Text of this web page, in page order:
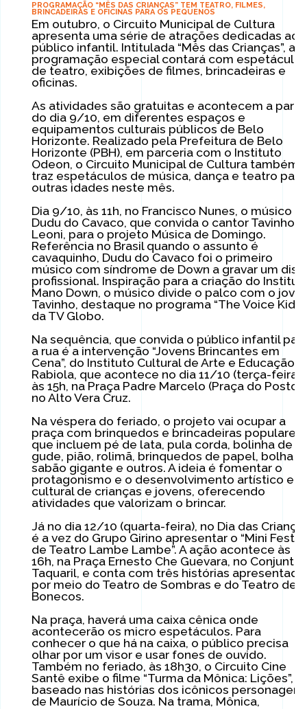
PROGRAMAÇÃO “MÊS DAS CRIANÇAS” TEM TEATRO, FILMES,
BRINCADEIRAS E OFICINAS PARA OS PEQUENOS
Em outubro, o Circuito Municipal de Cultura
apresenta uma série de atrações dedicadas ao
público infantil. Intitulada “Mês das Crianças”, a
programação especial contará com espetáculos
de teatro, exibições de filmes, brincadeiras e
oficinas.
As atividades são gratuitas e acontecem a partir
do dia 9/10, em diferentes espaços e
equipamentos culturais públicos de Belo
Horizonte. Realizado pela Prefeitura de Belo
Horizonte (PBH), em parceria com o Instituto
Odeon, o Circuito Municipal de Cultura também
traz espetáculos de música, dança e teatro para
outras idades neste mês.
Dia 9/10, às 11h, no Francisco Nunes, o músico
Dudu do Cavaco, que convida o cantor Tavinho
Leoni, para o projeto Música de Domingo.
Referência no Brasil quando o assunto é
cavaquinho, Dudu do Cavaco foi o primeiro
músico com síndrome de Down a gravar um
profissional. Inspiração para a criação do
Mano Down, o músico divide o palco com o
Tavinho, destaque no programa “The Voice Kids”,
da TV Globo.
Na sequência, que convida o público infantil
a rua é a intervenção “Jovens Brincantes em
Cena”, do Instituto Cultural de Arte e Educação
Rabiola, que acontece no dia 11/10 (terça-feira),
às 15h, na Praça Padre Marcelo (Praça do Posto),
no Alto Vera Cruz.
Na véspera do feriado, o projeto vai ocupar a
praça com brinquedos e brincadeiras populares
que incluem pé de lata, pula corda, bolinha de
gude, pião, rolimã, brinquedos de papel, bolha
sabão gigante e outros. A ideia é fomentar o
protagonismo e o desenvolvimento artístico e
cultural de crianças e jovens, oferecendo
atividades que valorizam o brincar.
Já no dia 12/10 (quarta-feira), no Dia das
é a vez do Grupo Girino apresentar o “Mini
de Teatro Lambe Lambe”. A ação acontece às
16h, na Praça Ernesto Che Guevara, no Conjunto
Taquaril, e conta com três histórias
por meio do Teatro de Sombras e do Teatro de
Bonecos.
Na praça, haverá uma caixa cênica onde
acontecerão os micro espetáculos. Para
conhecer o que há na caixa, o público precisa
olhar por um visor e usar fones de ouvido.
Também no feriado, às 18h30, o Circuito Cine
Santê exibe o filme “Turma da Mônica: Lições”,
baseado nas histórias dos icônicos personagens
de Maurício de Souza. Na trama, Mônica,